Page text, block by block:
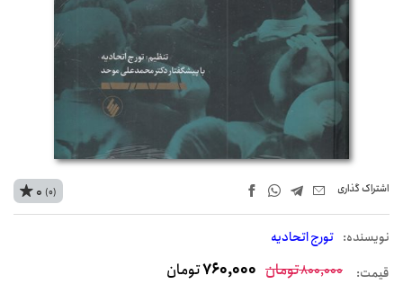
اشتراک‌ گذاری
نويسنده: تورج اتحادیه
0 (0)
قیمت: 800,000تومان 760,000تومان